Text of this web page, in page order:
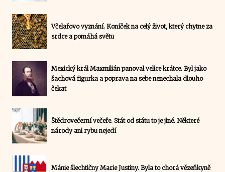
Včelařovo vyznání. Koníček na celý život, který chytne za
srdce a pomáhá světu
Mexický král Maxmilián panoval velice krátce. Byl jako
šachová figurka a poprava na sebe nenechala dlouho
čekat
Štědrovečerní večeře. Stát od státu to je jiné. Některé
národy ani rybu nejedí
Mánie šlechtičny Marie Justiny. Byla to chorá vězeňkyně